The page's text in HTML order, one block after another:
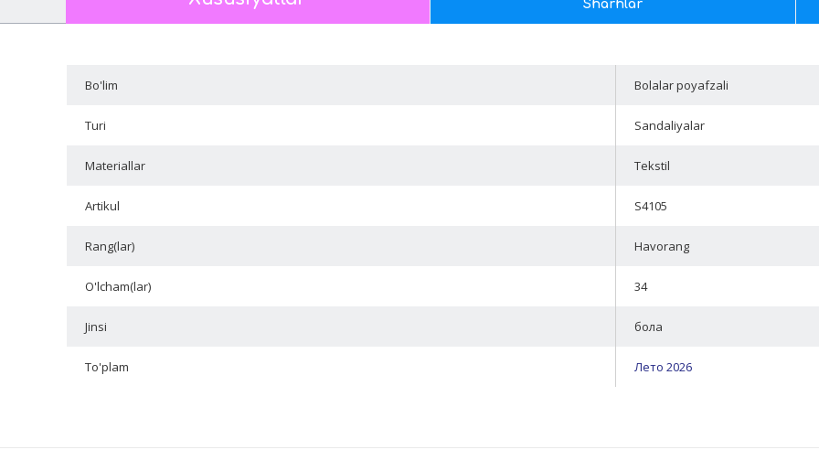
Sharhlar
Bo'lim Bolalar poyafzali
Turi Sandaliyalar
Materiallar Tekstil
Artikul S4105
Rang(lar) Havorang
O'lcham(lar) 34
Jinsi бола
To'plam Лето 2026